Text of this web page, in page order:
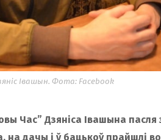
Івашын. Фота: Facebook
Час” Дзяніса Івашына пасля
на дачы і ў бацькоў прайшлі